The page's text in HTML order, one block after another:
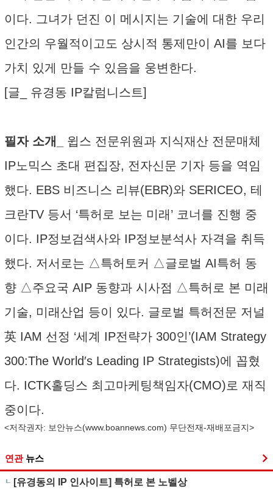
이다. 그녀가 던진 이 메시지는 기술에 대한 우리
인간의 우월적이고도 상시적 통제만이 AI를 보다
가치 있게 만들 수 있음을 웅변한다.
[글_ 유경동 IP칼럼니스트]
필자 소개_
윕스 전문위원과 지식재산 전문매체
IP노믹스 초대 편집장, 전자신문 기자 등을 역임
했다. EBS 비즈니스 리뷰(EBR)와 SERICEO, 테
크란TV 등서 ‘특허로 보는 미래’ 코너를 진행 중
이다. IP정보검색사와 IP정보분석사 자격을 취득
했다. 저서로는 △특허토커 △글로벌 AI특허 동
향 △주요국 AIP 동향과 시사점 △특허로 본 미래
기술, 미래산업 등이 있다. 글로벌 특허전문 저널
英 IAM 선정 ‘세계 IP전략가 300인’(IAM Strategy
300:The World′s Leading IP Strategists)에 꼽혔
다. ICTK홀딩스 최고마케팅책임자(CMO)로 재직
중이다.
<저작권자: 보안뉴스(www.boannews.com) 무단전재-재배포금지>
연관 뉴스
[유경동의 IP 인사이트] 특허로 본 노벨상